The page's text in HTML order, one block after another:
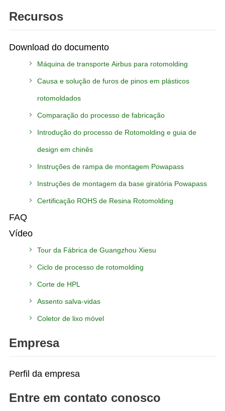
Recursos
Download do documento
Máquina de transporte Airbus para rotomolding
Causa e solução de furos de pinos em plásticos
rotomoldados
Comparação do processo de fabricação
Introdução do processo de Rotomolding e guia de
design em chinês
Instruções de rampa de montagem Powapass
Instruções de montagem da base giratória Powapass
Certificação ROHS de Resina Rotomolding
FAQ
Vídeo
Tour da Fábrica de Guangzhou Xiesu
Ciclo de processo de rotomolding
Corte de HPL
Assento salva-vidas
Coletor de lixo móvel
Empresa
Perfil da empresa
Entre em contato conosco